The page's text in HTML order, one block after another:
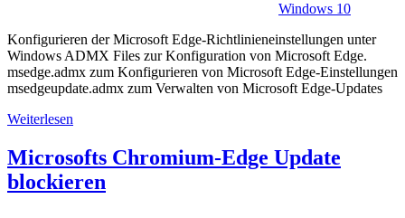
Windows 10
Konfigurieren der Microsoft Edge-Richtlinieneinstellungen unter
Windows ADMX Files zur Konfiguration von Microsoft Edge.
msedge.admx zum Konfigurieren von Microsoft Edge-Einstellungen
msedgeupdate.admx zum Verwalten von Microsoft Edge-Updates
Weiterlesen
Microsofts Chromium-Edge Update
blockieren